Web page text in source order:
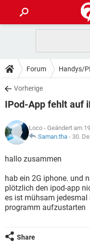
ANDROID
WINDOWS 10
WHATSAPP
FACEBOOK
TIPPS & TRICKS
SPIELE
WHATSAPP
FACEBOOK
DOWNLOADS
SPIELE
ANDROID
WINDOWS 10
WHATSAPP
SPIELE
ANDROID
WINDOWS 10
WHATSAPP
FACEBOOK
LEXIKON
SPIELE
WINDOWS 10
Forum Handys/
Vorherige
IPod-App fehlt auf
Loco - Geändert am
Saman.tha - 30.
hallo zusammen
hab ein 2G iphone. und
plötzlich den ipod-app
es ist mühsam
programm aufzustarten
Share